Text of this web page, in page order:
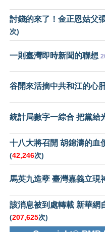
討錢的來了！金正恩姑父
次)
一則臺灣即時新聞的聯想
谷開來活摘中共和江的心
統計局數字一綜合 把黨給
十八大將召開 胡錦濤的血
(42,246次)
馬英九造孽 臺灣嘉義立現
該消息被到處轉載 新華網
(207,625次)